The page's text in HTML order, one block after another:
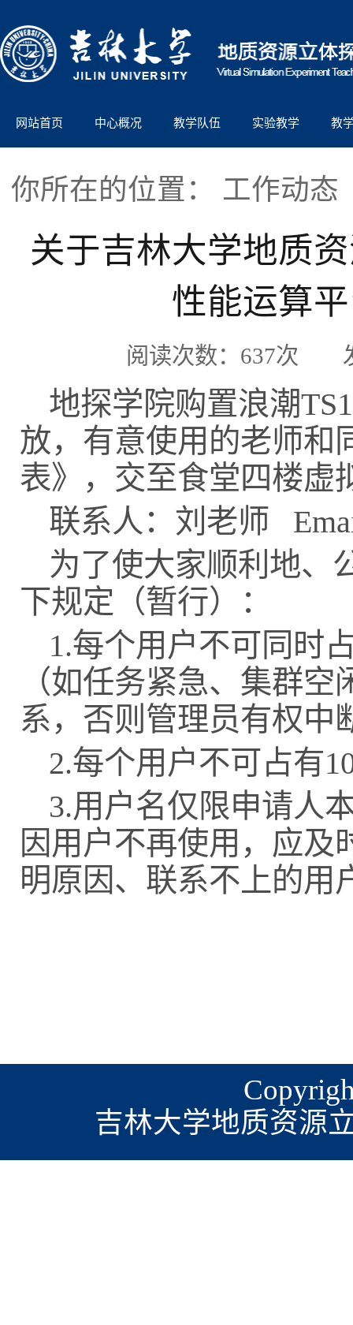
网站首页 中心概况 教学队伍 实验教学 教
你所在的位置： 工作动态
关于吉林大学地质
性能运算
阅读次数： 637次
地探学院购置浪潮
放，有意使用的老师和
表》，交至食堂四楼虚
联系人：刘老师
为了使大家顺利地、
下规定（暂行）：
1.每个用户不可同时
（如任务紧急、集群
系，否则管理员有权中
2.每个用户不可占有
3.用户名仅限申请人
因用户不再使用，应及
明原因、联系不上的用
吉林大学地质资源